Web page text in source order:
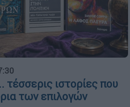
τέσσερις ιστορίες που
των επιλογών